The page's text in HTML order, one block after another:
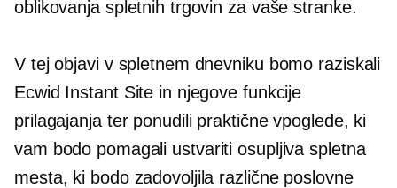
oblikovanja spletnih trgovin za vaše stranke.
V tej objavi v spletnem dnevniku bomo raziskali
Ecwid Instant Site in njegove funkcije
prilagajanja ter ponudili praktične vpoglede, ki
vam bodo pomagali ustvariti osupljiva spletna
mesta, ki bodo zadovoljila različne poslovne